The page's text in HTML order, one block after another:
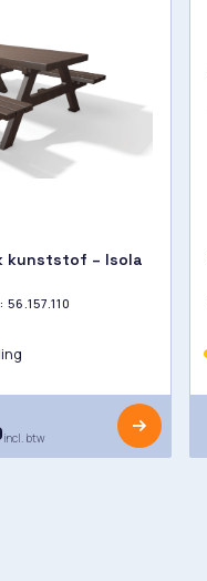
kunststof – Isola
56.157.110
incl. btw